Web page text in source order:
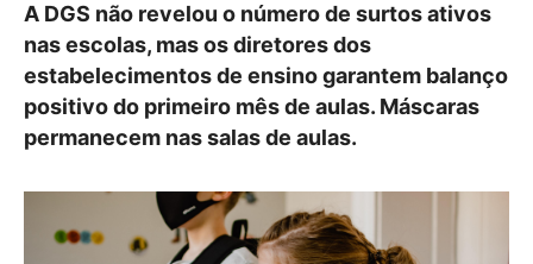
A DGS não revelou o número de surtos ativos
nas escolas, mas os diretores dos
estabelecimentos de ensino garantem balanço
positivo do primeiro mês de aulas. Máscaras
permanecem nas salas de aulas.